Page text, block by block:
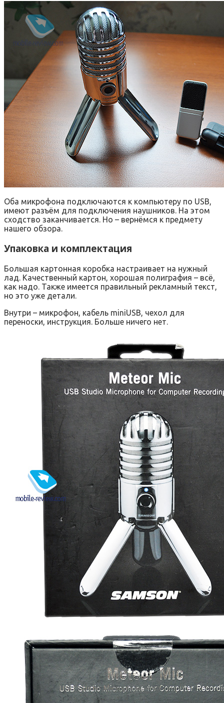
Оба микрофона подключаются к компьютеру по USB,
имеют разъём для подключения наушников. На этом
сходство заканчивается. Но – вернёмся к предмету
нашего обзора.
Упаковка и комплектация
Большая картонная коробка настраивает на нужный
лад. Качественный картон, хорошая полиграфия – всё,
как надо. Также имеется правильный рекламный текст,
но это уже детали.
Внутри – микрофон, кабель miniUSB, чехол для
переноски, инструкция. Больше ничего нет.